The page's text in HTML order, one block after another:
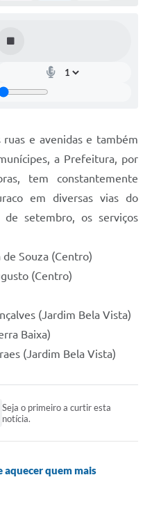
e avenidas e também
a Prefeitura, por
tem constantemente
em diversas vias do
setembro, os serviços
Souza (Centro)
(Centro)
(Jardim Bela Vista)
Baixa)
(Jardim Bela Vista)
Seja o primeiro a curtir esta
notícia.
aquecer quem mais